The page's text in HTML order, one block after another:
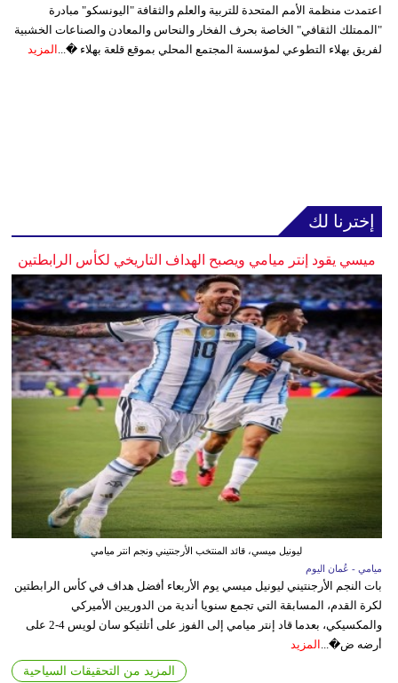
اعتمدت منظمة الأمم المتحدة للتربية والعلم والثقافة "اليونسكو" مبادرة
"الممتلك الثقافي" الخاصة بحرف الفخار والنحاس والمعادن والصناعات الخشبية
لفريق بهلاء التطوعي لمؤسسة المجتمع المحلي بموقع قلعة بهلاء �... المزيد
إخترنا لك
ميسي يقود إنتر ميامي ويصبح الهداف التاريخي لكأس الرابطتين
ليونيل ميسي، قائد المنتخب الأرجنتيني ونجم انتر ميامي
ميامي - عُمان اليوم
بات النجم الأرجنتيني ليونيل ميسي يوم الأربعاء أفضل هداف في كأس الرابطتين
لكرة القدم، المسابقة التي تجمع سنويا أندية من الدوريين الأميركي
والمكسيكي، بعدما قاد إنتر ميامي إلى الفوز على أتلتيكو سان لويس 4-2 على
أرضه ض�... المزيد
المزيد من التحقيقات السياحية